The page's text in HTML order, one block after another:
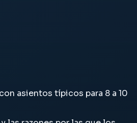
asientos típicos para 8 a 10